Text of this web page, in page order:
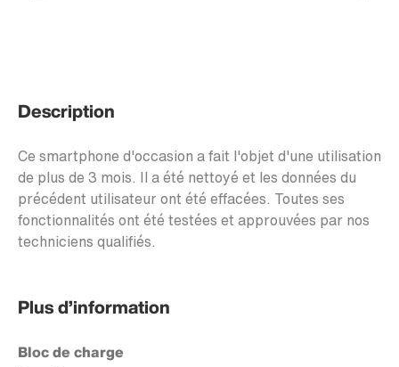
Description
Ce smartphone d'occasion a fait l'objet d'une utilisation
de plus de 3 mois. Il a été nettoyé et les données du
précédent utilisateur ont été effacées. Toutes ses
fonctionnalités ont été testées et approuvées par nos
techniciens qualifiés.
Plus d’information
Bloc de charge